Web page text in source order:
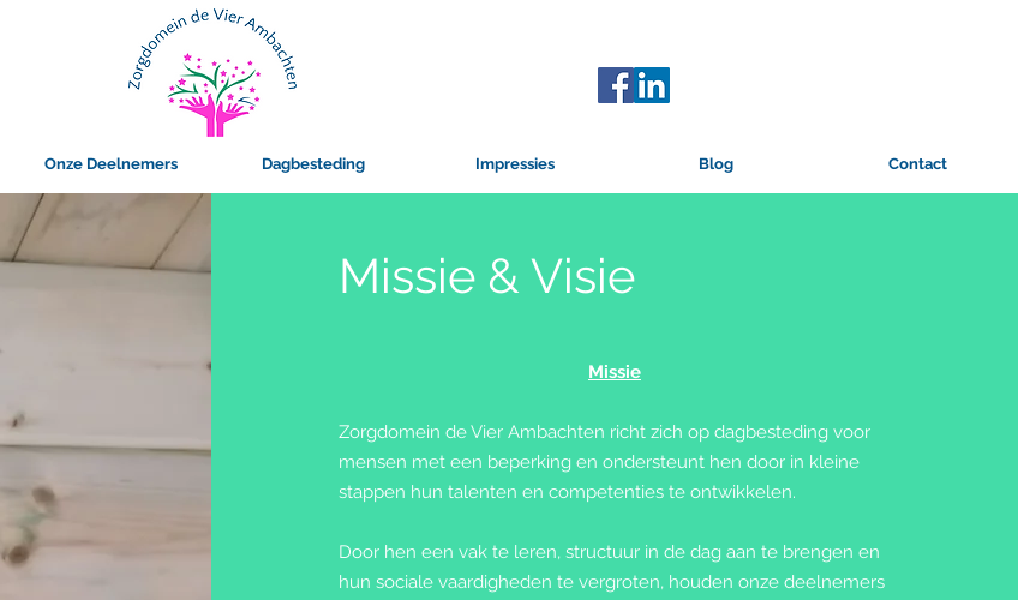
Onze Deelnemers Dagbesteding Impressies Blog Contact
Missie & Visie
Missie
Zorgdomein de Vier Ambachten richt zich op dagbesteding voor
mensen met een beperking en ondersteunt hen door in kleine
stappen hun talenten en competenties te ontwikkelen.
Door hen een vak te leren, structuur in de dag aan te brengen en
hun sociale vaardigheden te vergroten, houden onze deelnemers